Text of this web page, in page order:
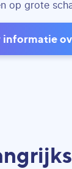
op grote
informatie